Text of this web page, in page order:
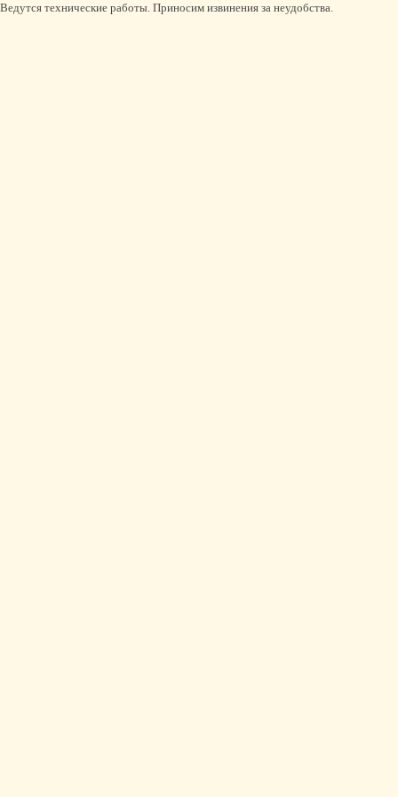
Ведутся технические работы. Приносим извинения за неудобства.